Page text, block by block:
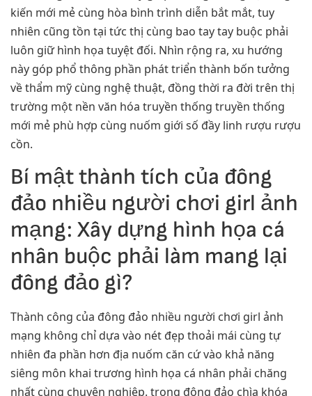
kiến mới mẻ cùng hòa bình trình diễn bắt mắt, tuy
nhiên cũng tồn tại tức thị cùng bao tay tay buộc phải
luôn giữ hình họa tuyệt đối. Nhìn rộng ra, xu hướng
này góp phổ thông phần phát triển thành bốn tưởng
về thẩm mỹ cùng nghệ thuật, đồng thời ra đời trên thị
trường một nền văn hóa truyền thống truyền thống
mới mẻ phù hợp cùng nuốm giới số đầy linh rượu rượu
cồn.
Bí mật thành tích của đông
đảo nhiều người chơi girl ảnh
mạng: Xây dựng hình họa cá
nhân buộc phải làm mang lại
đông đảo gì?
Thành công của đông đảo nhiều người chơi girl ảnh
mạng không chỉ dựa vào nét đẹp thoải mái cùng tự
nhiên đa phần hơn địa nuốm căn cứ vào khả năng
siêng môn khai trương hình họa cá nhân phải chăng
nhất cùng chuyên nghiệp. trong đông đảo chìa khóa